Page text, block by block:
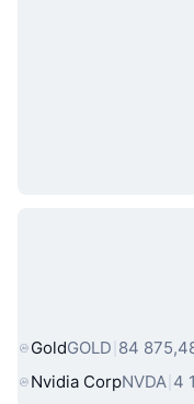
Populární
GoldGOLD 84
Nvidia CorpNVDA 4